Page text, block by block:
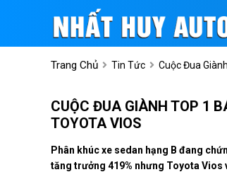
Trang Chủ Tin Tức Cuộc Đua
CUỘC ĐUA GIÀNH TOP 1
TOYOTA VIOS
Phân khúc xe sedan hạng B đang
tăng trưởng 419% nhưng Toyota Vios